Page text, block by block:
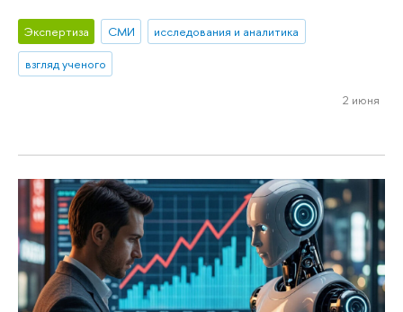
Экспертиза СМИ
исследования и аналитика
взгляд ученого
2 июня